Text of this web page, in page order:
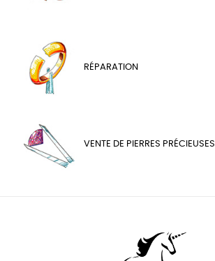
RÉPARATION
VENTE DE PIERRES PRÉCIEUSES